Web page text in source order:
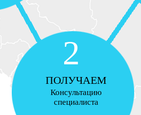
2
ПОЛУЧАЕМ
Консультацию
специалиста